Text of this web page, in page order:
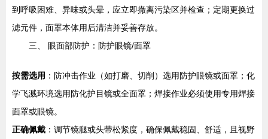
到呼吸困难、异味或头晕，应立即撤离污染区并检查；定期更换过
滤元件，面罩本体用后清洁并妥善存放。
三、 眼面部防护：防护眼镜/面罩
按需选用 ：防冲击作业（如打磨、切削）选用防护眼镜或面罩；化
学飞溅环境选用防化护目镜或全面罩；焊接作业必须使用专用焊接
面罩或眼镜。
正确佩戴 ：调节镜腿或头带松紧度，确保佩戴稳固、舒适，且视野